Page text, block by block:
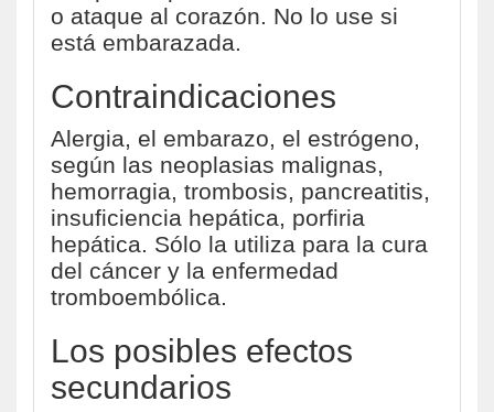
o ataque al corazón. No lo use si
está embarazada.
Contraindicaciones
Alergia, el embarazo, el estrógeno,
según las neoplasias malignas,
hemorragia, trombosis, pancreatitis,
insuficiencia hepática, porfiria
hepática. Sólo la utiliza para la cura
del cáncer y la enfermedad
tromboembólica.
Los posibles efectos
secundarios